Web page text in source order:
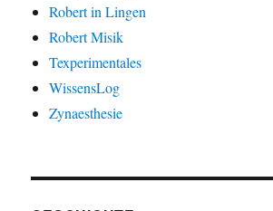
Robert in Lingen
Robert Misik
Texperimentales
WissensLog
Zynaesthesie